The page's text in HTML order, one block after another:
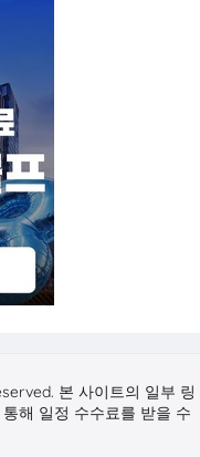
본 사이트의 일부 링
해 일정 수수료를 받을 수